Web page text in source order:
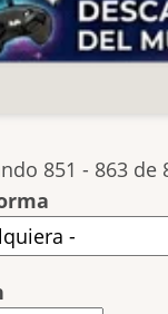
851 - 863 de